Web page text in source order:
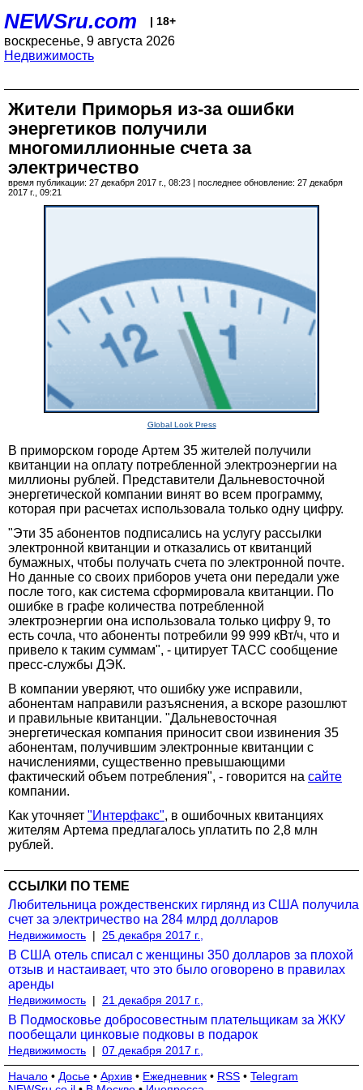
NEWSru.com | 18+
воскресенье, 9 августа 2026
Недвижимость
Жители Приморья из-за ошибки
энергетиков получили
многомиллионные счета за
электричество
время публикации: 27 декабря 2017 г., 08:23 | последнее обновление: 27 декабря
2017 г., 09:21
Global Look Press
В приморском городе Артем 35 жителей получили
квитанции на оплату потребленной электроэнергии на
миллионы рублей. Представители Дальневосточной
энергетической компании винят во всем программу,
которая при расчетах использовала только одну цифру.
"Эти 35 абонентов подписались на услугу рассылки
электронной квитанции и отказались от квитанций
бумажных, чтобы получать счета по электронной почте.
Но данные со своих приборов учета они передали уже
после того, как система сформировала квитанции. По
ошибке в графе количества потребленной
электроэнергии она использовала только цифру 9, то
есть сочла, что абоненты потребили 99 999 кВт/ч, что и
привело к таким суммам", - цитирует ТАСС сообщение
пресс-службы ДЭК.
В компании уверяют, что ошибку уже исправили,
абонентам направили разъяснения, а вскоре разошлют
и правильные квитанции. "Дальневосточная
энергетическая компания приносит свои извинения 35
абонентам, получившим электронные квитанции с
начислениями, существенно превышающими
фактический объем потребления", - говорится на сайте
компании.
Как уточняет "Интерфакс", в ошибочных квитанциях
жителям Артема предлагалось уплатить по 2,8 млн
рублей.
ССЫЛКИ ПО ТЕМЕ
Любительница рождественских гирлянд из США получила
счет за электричество на 284 млрд долларов
Недвижимость | 25 декабря 2017 г.,
В США отель списал с женщины 350 долларов за плохой
отзыв и настаивает, что это было оговорено в правилах
аренды
Недвижимость | 21 декабря 2017 г.,
В Подмосковье добросовестным плательщикам за ЖКУ
пообещали цинковые подковы в подарок
Недвижимость | 07 декабря 2017 г.,
Начало • Досье • Архив • Ежедневник • RSS • Telegram